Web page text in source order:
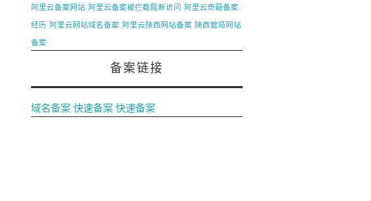
阿里云备案网站 阿里云备案被拦截阻断访问 阿里云奇葩备案
经历 阿里云网站域名备案 阿里云陕西网站备案 陕西管局网站
备案
备案链接
域名备案 快速备案 快速备案